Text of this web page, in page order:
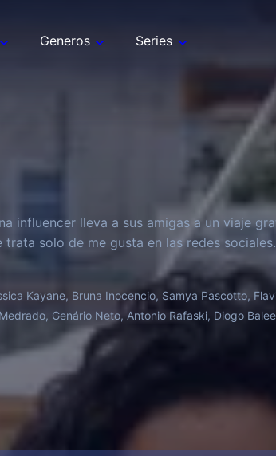
Generos Series
influencer lleva a sus amigas a un viaje
solo de me gusta en las redes sociales.
Kayane, Bruna Inocencio, Samya Pascotto,
Genário Neto, Antonio Rafaski, Diogo